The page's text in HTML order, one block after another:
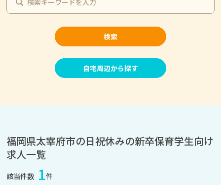
検索
自宅周辺から探す
福岡県太宰府市の日祝休みの新卒保育学生向け
求人一覧
該当件数 1件